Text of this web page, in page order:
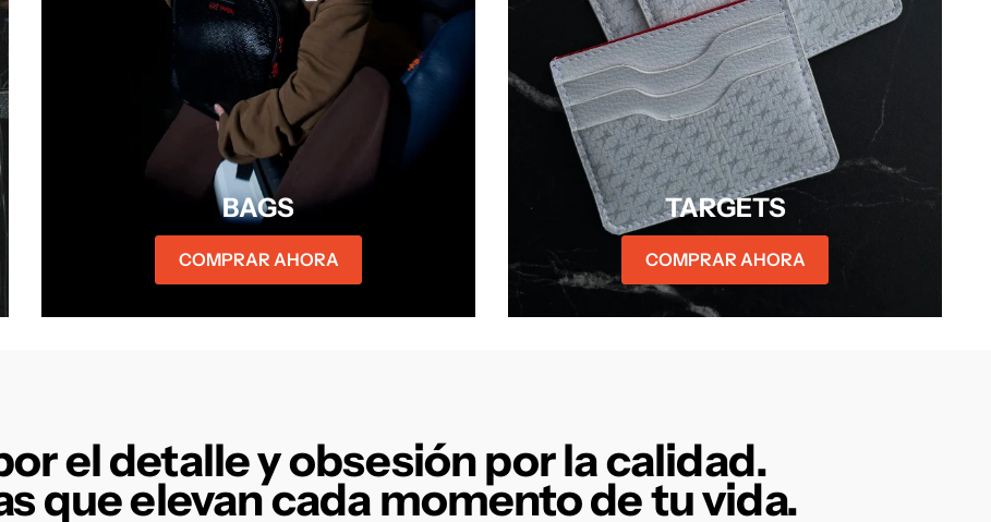
BAGS
COMPRAR AHORA
TARGETS
COMPRAR AHORA
el detalle y obsesión por la calidad.
que elevan cada momento de tu vida.